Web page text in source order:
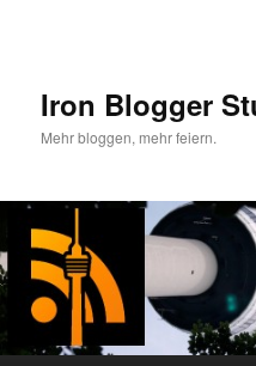
Iron Blogger
Mehr bloggen, mehr feiern.